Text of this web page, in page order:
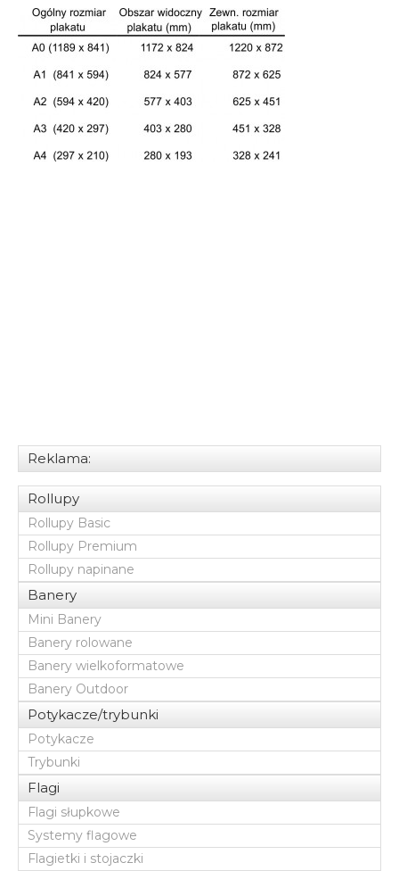
Reklama:
Rollupy
Rollupy Basic
Rollupy Premium
Rollupy napinane
Banery
Mini Banery
Banery rolowane
Banery wielkoformatowe
Banery Outdoor
Potykacze/trybunki
Potykacze
Trybunki
Flagi
Flagi słupkowe
Systemy flagowe
Flagietki i stojaczki